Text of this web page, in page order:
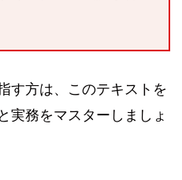
す方は、このテキストを
実務をマスターしましょ